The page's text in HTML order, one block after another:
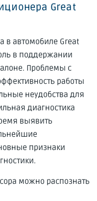
Great
в автомобиле Great
в поддержании
Проблемы с
работы
неудобства для
диагностика
выявить
признаки
можно распознать